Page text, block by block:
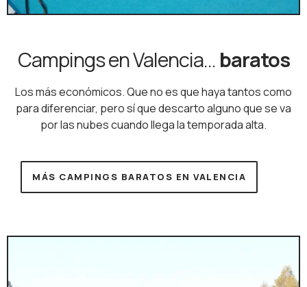
Campings en Valencia... baratos
Los más económicos. Que no es que haya tantos como
para diferenciar, pero sí que descarto alguno que se va
por las nubes cuando llega la temporada alta.
MÁS CAMPINGS BARATOS EN VALENCIA